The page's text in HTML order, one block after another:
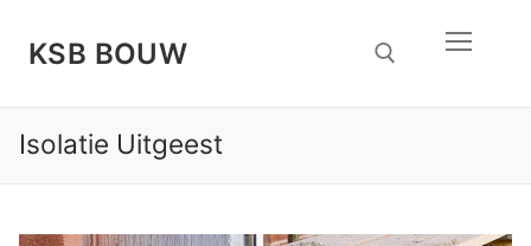
naar
inhoud
KSB BOUW
Isolatie Uitgeest